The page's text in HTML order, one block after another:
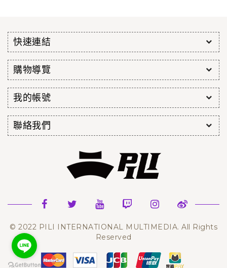
快速連結
購物導覽
我的帳號
聯絡我們
© 2022 PILI INTERNATIONAL MULTIMEDIA. All Rights
Reserved